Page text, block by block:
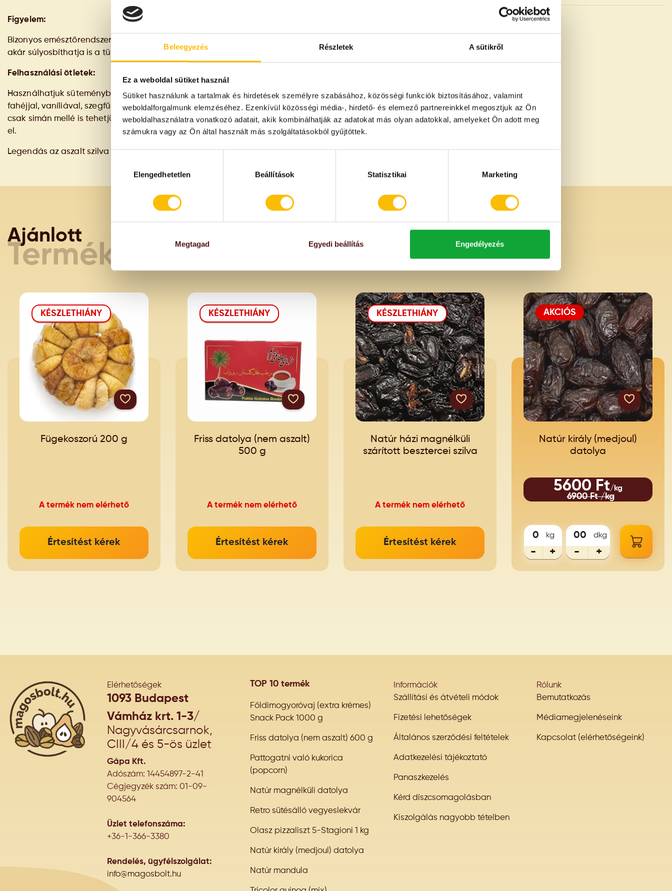
Beleegyezés Részletek A sütikről
Ez a weboldal sütiket használ
Sütiket használunk a tartalmak és hirdetések személyre szabásához, közösségi funkciók biztosításához, valamint
weboldalforgalmunk elemzéséhez. Ezenkívül közösségi média-, hirdető- és elemező partnereinkkel megosztjuk az Ön
weboldalhasználatra vonatkozó adatait, akik kombinálhatják az adatokat más olyan adatokkal, amelyeket Ön adott meg
számukra vagy az Ön által használt más szolgáltatásokból gyűjtöttek.
Elengedhetetlen
Beállítások Statisztikai Marketing
Megtagad Egyedi beállítás Engedélyezés
Figyelem:
Bizonyos emésztőrendszeri betegségek - például az irritábilis-bél szindróma esetén - ez a megoldás
akár súlyosbíthatja is a tüneteket.
Felhasználási ötletek:
Használhatjuk süteménybe, desszertbe, gyümölcskenyérbe, müzlibe, joghurtba. Érdekesen harmonizál a
fahéjjal, vaníliával, szegfűszeggel, érdemes vele kicsit kísérletezni. Húsok töltéséhez is használjuk, de
csak simán mellé is tehetjük, érdemes rumba vagy vörösborba áztatni, jóval intenzívebb ízeket érhetünk
el.
Legendás az aszalt szilva ágyon érlelt szilvapálinka is!
Ajánlott
Termékeink
KÉSZLETHIÁNY
Fügekoszorú 200 g
A termék nem elérhető
Értesítést kérek
KÉSZLETHIÁNY
Friss datolya (nem aszalt)
500 g
A termék nem elérhető
Értesítést kérek
KÉSZLETHIÁNY
Natúr házi magnélküli
szárított besztercei szilva
A termék nem elérhető
Értesítést kérek
AKCIÓS
Natúr király (medjoul)
datolya
5600 Ft/kg
6900 Ft /kg
kg
- +
dkg
- +
Elérhetőségek
1093 Budapest
Vámház krt. 1-3/
Nagyvásárcsarnok,
CIII/4 és 5-ös üzlet
Gápa Kft.
Adószám: 14454897-2-41
Cégjegyzék szám: 01-09-
904564
Üzlet telefonszáma:
+36-1-366-3380
Rendelés, ügyfélszolgálat:
info@magosbolt.hu
TOP 10 termék
Földimogyoróvaj (extra krémes)
Snack Pack 1000 g
Friss datolya (nem aszalt) 600 g
Pattogatni való kukorica
(popcorn)
Natúr magnélküli datolya
Retro sütésálló vegyeslekvár
Olasz pizzaliszt 5-Stagioni 1 kg
Natúr király (medjoul) datolya
Natúr mandula
Információk
Szállítási és átvételi módok
Fizetési lehetőségek
Általános szerződési feltételek
Adatkezelési tájékoztató
Panaszkezelés
Kérd díszcsomagolásban
Kiszolgálás nagyobb tételben
Rólunk
Bemutatkozás
Médiamegjelenéseink
Kapcsolat (elérhetőségeink)